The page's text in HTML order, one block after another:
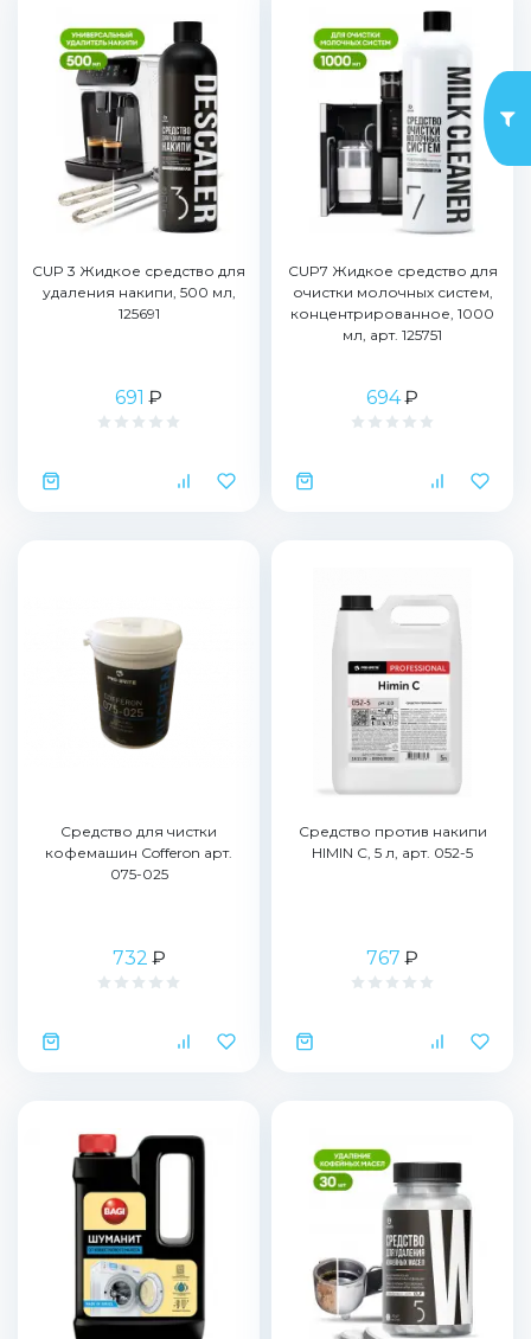
CUP 3 Жидкое средство для
удаления накипи, 500 мл,
125691
691 ₽
CUP7 Жидкое средство для
очистки молочных систем,
концентрированное, 1000
мл, арт. 125751
694₽
Средство для чистки
кофемашин Cofferon арт.
075-025
732 ₽
Средство против накипи
HIMIN C, 5 л, арт. 052-5
767 ₽